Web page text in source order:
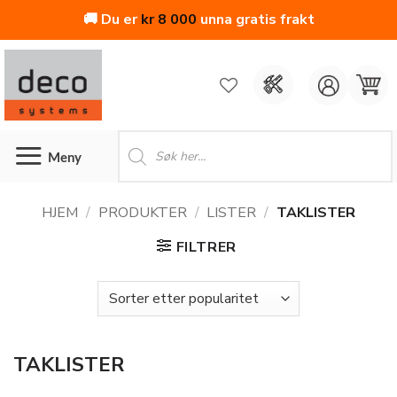
🚚 Du erkr8 000 unna gratis frakt
Skip
content
search
HJEM / PRODUKTER / LISTER / TAKLISTER
FILTRER
TAKLISTER